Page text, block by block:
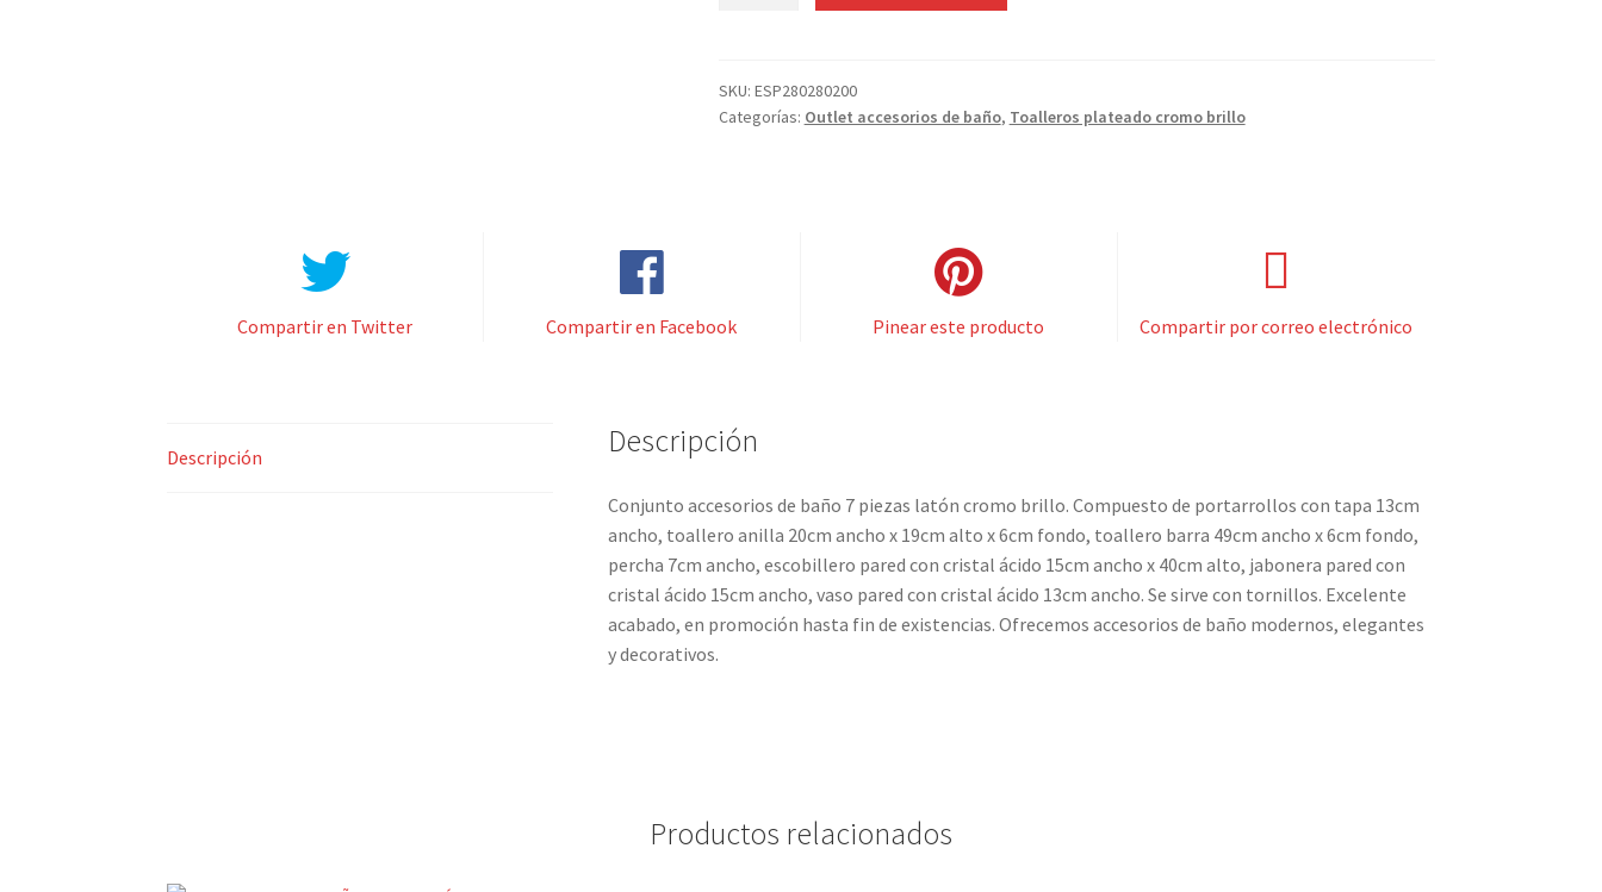
LATÓN
CROMO
SKU: ESP280280200
Categorías: Outlet accesorios de baño, Toalleros plateado cromo brillo
Compartir en Twitter Compartir en Facebook Pinear este producto Compartir por correo electrónico
Descripción Descripción
Conjunto accesorios de baño 7 piezas latón cromo brillo. Compuesto de portarrollos con tapa 13cm
ancho, toallero anilla 20cm ancho x 19cm alto x 6cm fondo, toallero barra 49cm ancho x 6cm fondo,
percha 7cm ancho, escobillero pared con cristal ácido 15cm ancho x 40cm alto, jabonera pared con
cristal ácido 15cm ancho, vaso pared con cristal ácido 13cm ancho. Se sirve con tornillos. Excelente
acabado, en promoción hasta fin de existencias. Ofrecemos accesorios de baño modernos, elegantes
y decorativos.
Productos relacionados